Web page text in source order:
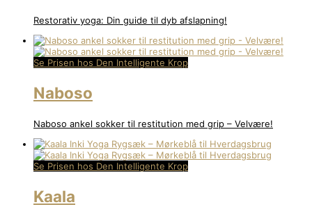
Restorativ yoga: Din guide til dyb afslapning!
Se Prisen hos Den Intelligente Krop
Naboso
Naboso ankel sokker til restitution med grip – Velvære!
Se Prisen hos Den Intelligente Krop
Kaala